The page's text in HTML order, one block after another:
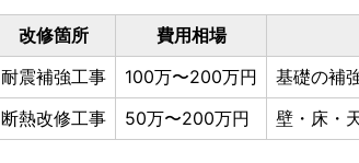
改修箇所 費用相場
耐震補強工事
100万〜200万円
基礎の補
断熱改修工事
50万〜200万円 壁・床・